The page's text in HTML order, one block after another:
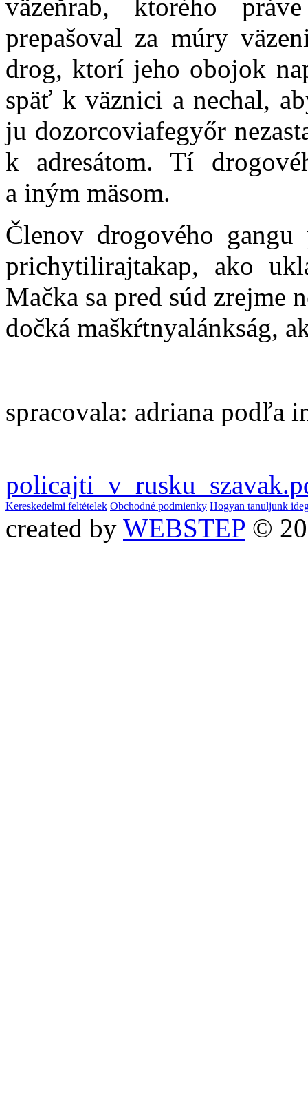
väzeňrab, ktorého
prepašoval za múry
drog, ktorí jeho obojok
späť k väznici a nechal,
ju dozorcoviafegyőr
k adresátom. Tí
a iným mäsom.
Členov drogového
prichytilirajtakap, ako
Mačka sa pred súd zrejme
dočká maškŕtnyalánkság,
spracovala: adriana podľa
Kereskedelmi feltételek Obchodné podmienky Hogyan tanuljunk
created by WEBSTEP ©